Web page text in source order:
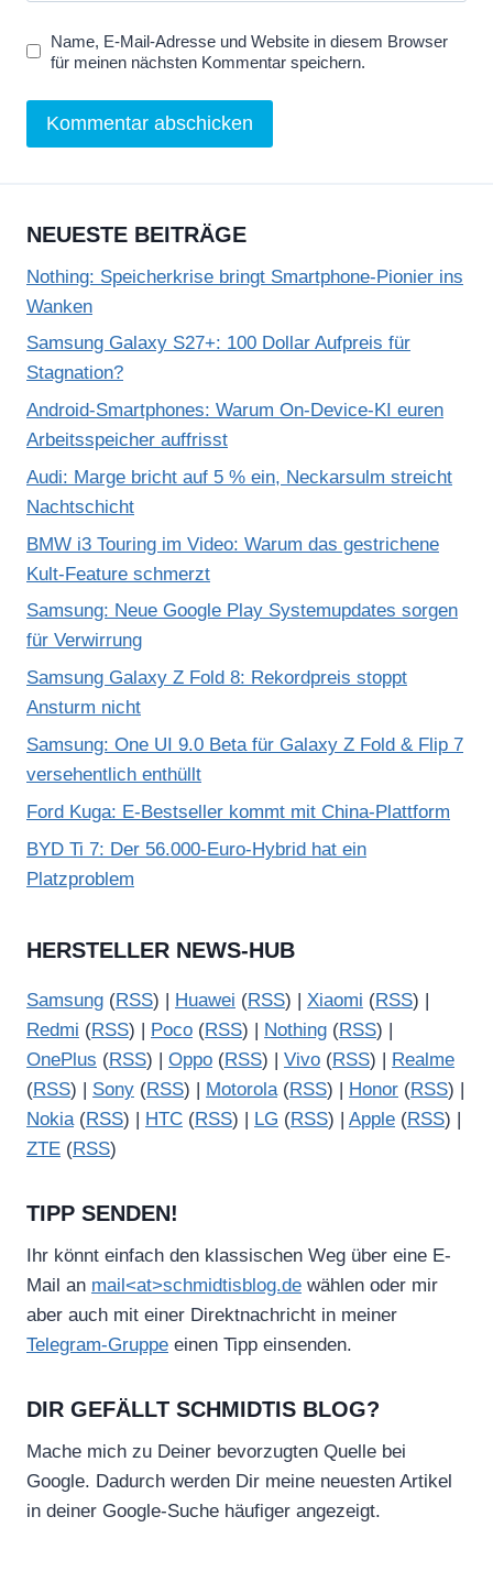
Name, E-Mail-Adresse und Website in diesem Browser
für meinen nächsten Kommentar speichern.
NEUESTE BEITRÄGE
Nothing: Speicherkrise bringt Smartphone-Pionier ins
Wanken
Samsung Galaxy S27+: 100 Dollar Aufpreis für
Stagnation?
Android-Smartphones: Warum On-Device-KI euren
Arbeitsspeicher auffrisst
Audi: Marge bricht auf 5 % ein, Neckarsulm streicht
Nachtschicht
BMW i3 Touring im Video: Warum das gestrichene
Kult-Feature schmerzt
Samsung: Neue Google Play Systemupdates sorgen
für Verwirrung
Samsung Galaxy Z Fold 8: Rekordpreis stoppt
Ansturm nicht
Samsung: One UI 9.0 Beta für Galaxy Z Fold & Flip 7
versehentlich enthüllt
Ford Kuga: E-Bestseller kommt mit China-Plattform
BYD Ti 7: Der 56.000-Euro-Hybrid hat ein
Platzproblem
HERSTELLER NEWS-HUB
Samsung (RSS) | Huawei (RSS) | Xiaomi (RSS) |
Redmi (RSS) | Poco (RSS) | Nothing (RSS) |
OnePlus (RSS) | Oppo (RSS) | Vivo (RSS) |
Realme
(RSS) | Sony (RSS) | Motorola(RSS) | Honor (RSS) |
Nokia(RSS) | HTC (RSS) | LG (RSS) | Apple (RSS) |
ZTE (RSS)
TIPP SENDEN!
Ihr könnt einfach den klassischen Weg über eine E-
Mail an mail<at>schmidtisblog.de wählen oder mir
aber auch mit einer Direktnachricht in meiner
Telegram-Gruppe einen Tipp einsenden.
DIR GEFÄLLT SCHMIDTIS BLOG?
Mache mich zu Deiner bevorzugten Quelle bei
Google. Dadurch werden Dir meine neuesten Artikel
in deiner Google-Suche häufiger angezeigt.